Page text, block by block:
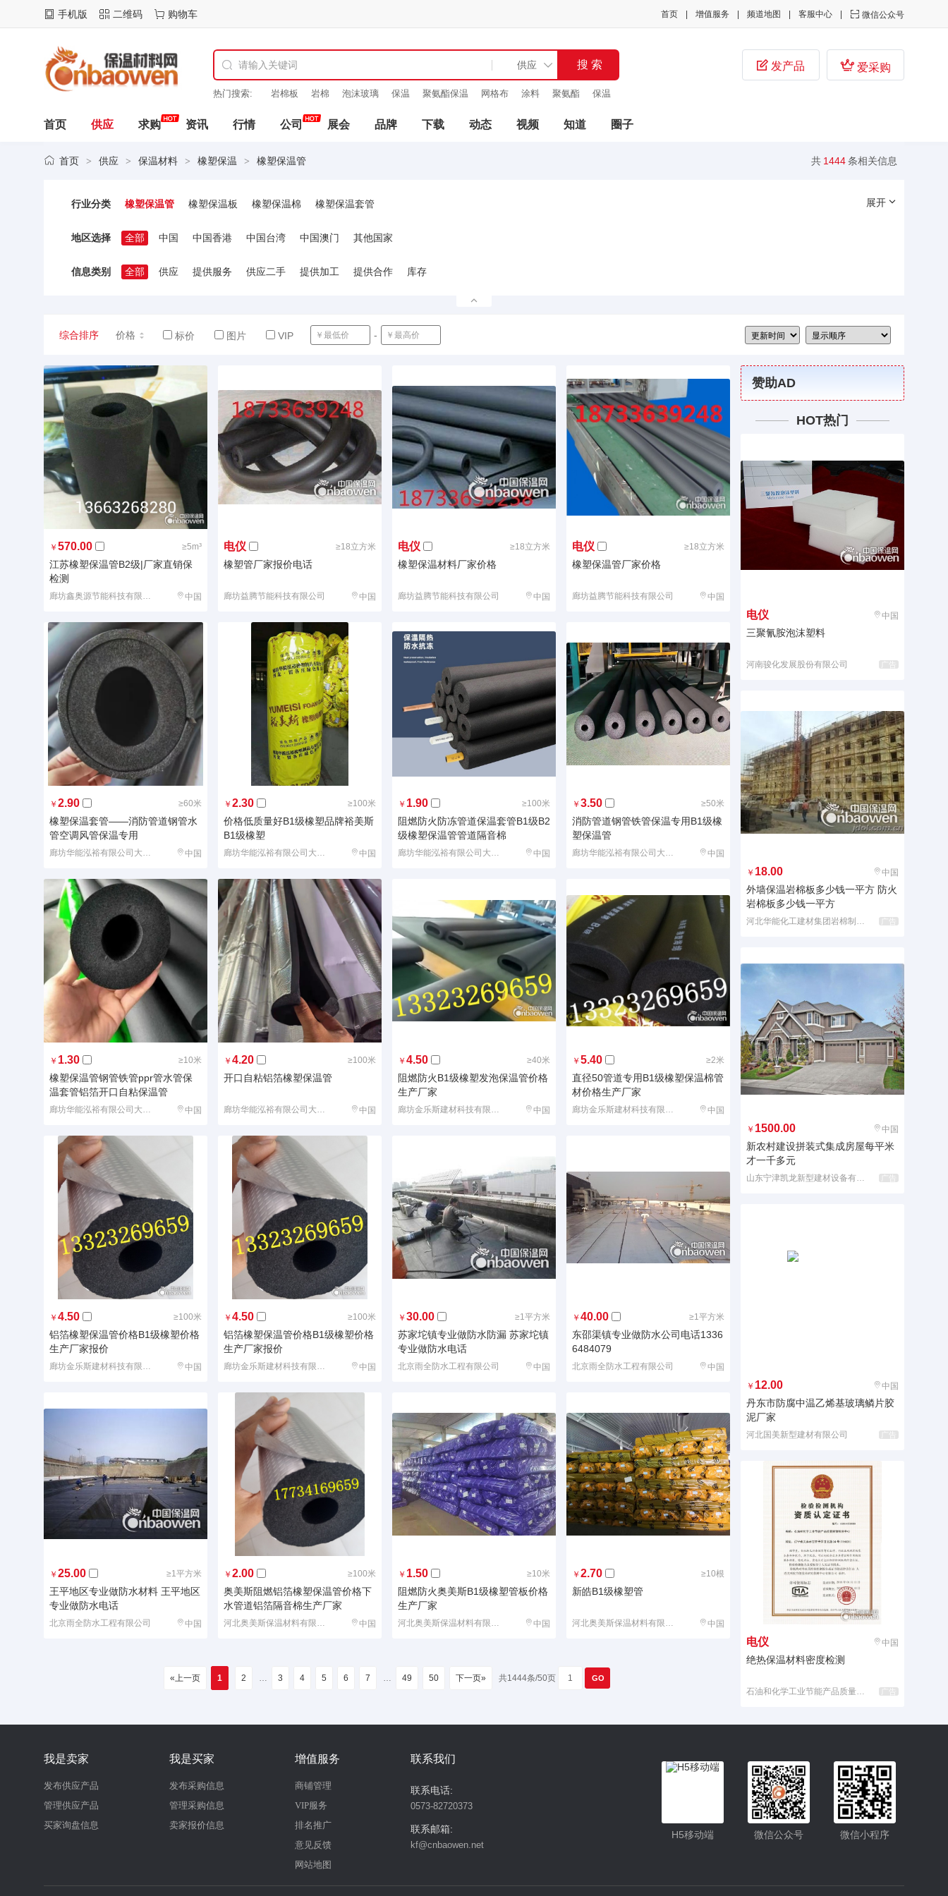
手机版 二维码 购物车  微信公众号
客服中心
频道地图
增值服务
首页
热门搜索: 岩棉板 岩棉 泡沫玻璃 保温 聚氨酯保温 网格布 涂料 聚氨酯
保温
 爱采购
 发产品
首页 供应 求购 资讯 行情 公司 展会 品牌 下载 动态 视频 知道 圈子
共 1444条相关信息
首页 > 供应 > 保温材料 > 橡塑保温 > 橡塑保温管
行业分类 橡塑保温管 橡塑保温板 橡塑保温棉 橡塑保温套管 展开
地区选择 全部 中国 中国香港 中国台湾 中国澳门 其他国家
信息类别 全部 供应 提供服务 供应二手 提供加工 提供合作 库存
综合排序 价格 标价 图片 VIP -
￥ 570.00 ≥5m³
江苏橡塑保温管B2级|厂家直销保
检测
廊坊鑫奥源节能科技有限公司 中国
电仪 ≥18立方米
橡塑管厂家报价电话
廊坊益腾节能科技有限公司 中国
电仪 ≥18立方米
橡塑保温材料厂家价格
廊坊益腾节能科技有限公司 中国
电仪 ≥18立方米
橡塑保温管厂家价格
廊坊益腾节能科技有限公司 中国
￥ 2.90 ≥60米
橡塑保温套管——消防管道钢管水
管空调风管保温专用
廊坊华能泓裕有限公司大城分公司 中国
￥ 2.30 ≥100米
价格低质量好B1级橡塑品牌裕美斯
B1级橡塑
廊坊华能泓裕有限公司大城分公司 中国
￥ 1.90 ≥100米
阻燃防火防冻管道保温套管B1级B2
级橡塑保温管管道隔音棉
廊坊华能泓裕有限公司大城分公司 中国
￥ 3.50 ≥50米
消防管道钢管铁管保温专用B1级橡
塑保温管
廊坊华能泓裕有限公司大城分公司 中国
￥ 1.30 ≥10米
橡塑保温管钢管铁管ppr管水管保
温套管铝箔开口自粘保温管
廊坊华能泓裕有限公司大城分公司 中国
￥ 4.20 ≥100米
开口自粘铝箔橡塑保温管
廊坊华能泓裕有限公司大城分公司 中国
￥ 4.50 ≥40米
阻燃防火B1级橡塑发泡保温管价格
生产厂家
廊坊金乐斯建材科技有限公司 中国
￥ 5.40 ≥2米
直径50管道专用B1级橡塑保温棉管
材价格生产厂家
廊坊金乐斯建材科技有限公司 中国
￥ 4.50 ≥100米
铝箔橡塑保温管价格B1级橡塑价格
生产厂家报价
廊坊金乐斯建材科技有限公司 中国
￥ 4.50 ≥100米
铝箔橡塑保温管价格B1级橡塑价格
生产厂家报价
廊坊金乐斯建材科技有限公司 中国
￥ 30.00 ≥1平方米
苏家坨镇专业做防水防漏 苏家坨镇
专业做防水电话
北京雨全防水工程有限公司 中国
￥ 40.00 ≥1平方米
东邵渠镇专业做防水公司电话1336
6484079
北京雨全防水工程有限公司 中国
￥ 25.00 ≥1平方米
王平地区专业做防水材料 王平地区
专业做防水电话
北京雨全防水工程有限公司 中国
￥ 2.00 ≥100米
奥美斯阻燃铝箔橡塑保温管价格下
水管道铝箔隔音棉生产厂家
河北奥美斯保温材料有限公司 中国
￥ 1.50 ≥10米
阻燃防火奥美斯B1级橡塑管板价格
生产厂家
河北奥美斯保温材料有限公司 中国
￥ 2.70 ≥10根
新皓B1级橡塑管
河北奥美斯保温材料有限公司 中国
«上一页 1 2 … 3 4 5 6 7 … 49 50 下一页» 共1444条/50页
赞助AD
HOT热门
电仪 中国
三聚氰胺泡沫塑料
河南骏化发展股份有限公司 广告
￥ 18.00 中国
外墙保温岩棉板多少钱一平方 防火
岩棉板多少钱一平方
河北华能化工建材集团岩棉制品有限公司 广告
￥ 1500.00 中国
新农村建设拼装式集成房屋每平米
才一千多元
山东宁津凯龙新型建材设备有限公司 广告
￥ 12.00 中国
丹东市防腐中温乙烯基玻璃鳞片胶
泥厂家
河北国美新型建材有限公司 广告
电仪 中国
绝热保温材料密度检测
石油和化学工业节能产品质量监督检验中心 广告
我是卖家
发布供应产品
管理供应产品
买家询盘信息
我是买家
发布采购信息
管理采购信息
卖家报价信息
增值服务
商铺管理
VIP服务
排名推广
意见反馈
网站地图
联系我们
联系电话:
0573-82720373
联系邮箱:
kf@cnbaowen.net
微信小程序
微信公众号
H5移动端